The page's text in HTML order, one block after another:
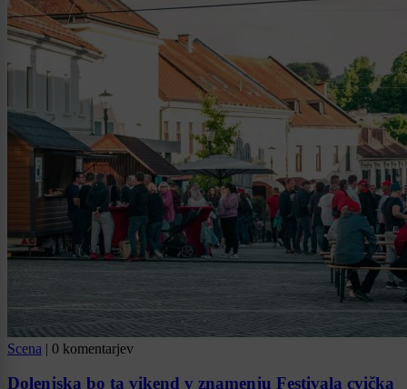
Scena | 0 komentarjev
Dolenjska bo ta vikend v znamenju Festivala cvička